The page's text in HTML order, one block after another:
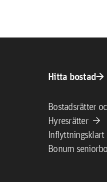
Hitta bostadarrow_forward
Bostadsrätter
Hyresrätter arrow_forward
Inflyttningsklart
Bonum